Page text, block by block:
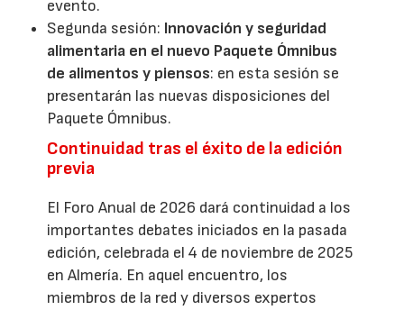
evento.
Segunda sesión: Innovación y seguridad
alimentaria en el nuevo Paquete Ómnibus
de alimentos y piensos: en esta sesión se
presentarán las nuevas disposiciones del
Paquete Ómnibus.
Continuidad tras el éxito de la edición
previa
El Foro Anual de 2026 dará continuidad a los
importantes debates iniciados en la pasada
edición, celebrada el 4 de noviembre de 2025
en Almería. En aquel encuentro, los
miembros de la red y diversos expertos